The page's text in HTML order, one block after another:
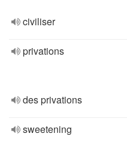
civiliser
privations
des privations
sweetening